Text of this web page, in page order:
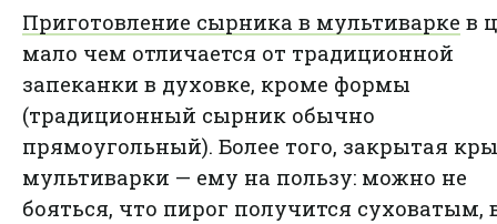
Приготовление сырника в мультиварке в
мало чем отличается от традиционной
запеканки в духовке, кроме формы
(традиционный сырник обычно
прямоугольный). Более того, закрытая
мультиварки — ему на пользу: можно не
бояться, что пирог получится суховатым,